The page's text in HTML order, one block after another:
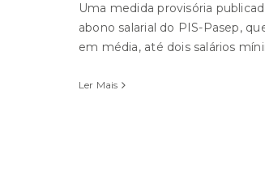
Uma medida provisória
abono salarial do PIS-Pasep,
em média, até dois salários
Ler Mais